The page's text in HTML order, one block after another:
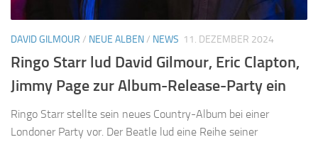
DAVID GILMOUR / NEUE ALBEN/ NEWS 11. DEZEMBER 2024
Ringo Starr lud David Gilmour, Eric Clapton,
Jimmy Page zur Album-Release-Party ein
Ringo Starr stellte sein neues Country-Album bei einer
Londoner Party vor. Der Beatle lud eine Reihe seiner